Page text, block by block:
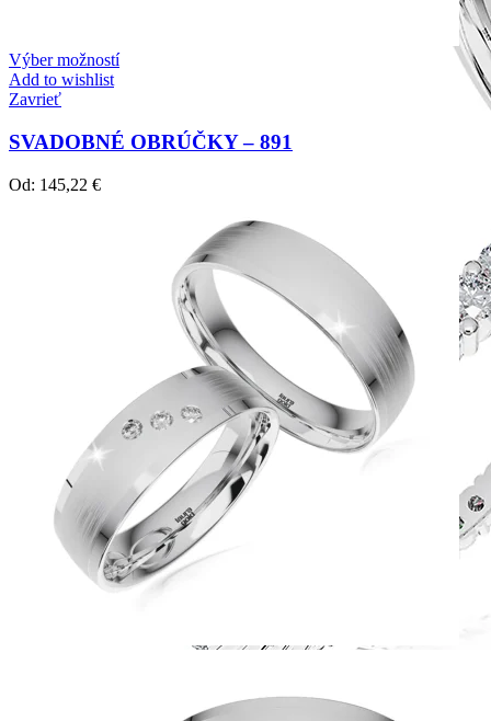
Výber možností
Add to wishlist
Zavrieť
SVADOBNÉ OBRÚČKY – 891
Od: 145,22 €